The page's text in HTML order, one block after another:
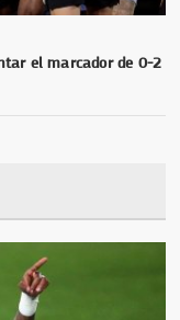
el marcador de 0-2